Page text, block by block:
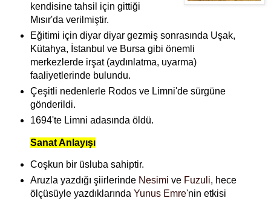
kendisine tahsil için gittiği
Mısır'da verilmiştir.
Eğitimi için diyar diyar gezmiş sonrasında Uşak,
Kütahya, İstanbul ve Bursa gibi önemli
merkezlerde irşat (aydınlatma, uyarma)
faaliyetlerinde bulundu.
Çeşitli nedenlerle Rodos ve Limni'de sürgüne
gönderildi.
1694'te Limni adasında öldü.
Sanat Anlayışı
Coşkun bir üsluba sahiptir.
Aruzla yazdığı şiirlerinde Nesimi ve Fuzuli, hece
ölçüsüyle yazdıklarında Yunus Emre'nin etkisi